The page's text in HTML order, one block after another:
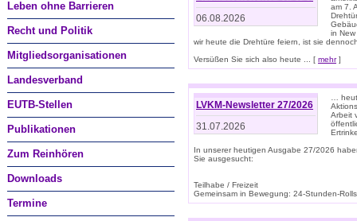
Leben ohne Barrieren
Recht und Politik
Mitgliedsorganisationen
Landesverband
EUTB-Stellen
Publikationen
Zum Reinhören
Downloads
Termine
06.08.2026
am 7.
in
wir heute die Drehtüre feiern, ist sie
Versüßen Sie sich also heute ... [ mehr]
LVKM-Newsletter 27/2026
31.07.2026
…
Arbeit
In unserer heutigen Ausgabe 27/2026
Sie ausgesucht:
Teilhabe / Freizeit
Gemeinsam in Bewegung: 24-Stunden-